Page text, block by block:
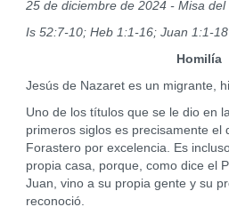
25 de diciembre de 2024 - Misa del
Is 52:7-10; Heb 1:1-16; Juan 1:1-18
Homilía
Jesús de Nazaret es un migrante,
Uno de los títulos que se le dio en
primeros siglos es precisamente el
Forastero por excelencia. Es
propia casa, porque, como dice el
Juan, vino a su propia gente y su
reconoció.